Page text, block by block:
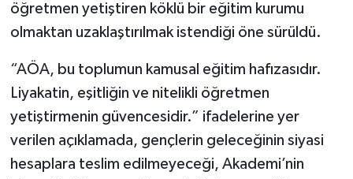
öğretmen yetiştiren köklü bir eğitim kurumu
olmaktan uzaklaştırılmak istendiği öne sürüldü.
“AÖA, bu toplumun kamusal eğitim hafızasıdır.
Liyakatin, eşitliğin ve nitelikli öğretmen
yetiştirmenin güvencesidir.” ifadelerine yer
verilen açıklamada, gençlerin geleceğinin siyasi
hesaplara teslim edilmeyeceği, Akademi’nin